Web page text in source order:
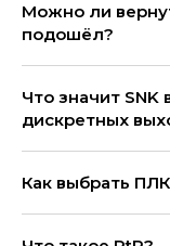
Можно ли
подошёл?
Что значит
дискретных
Как выбрать ПЛК